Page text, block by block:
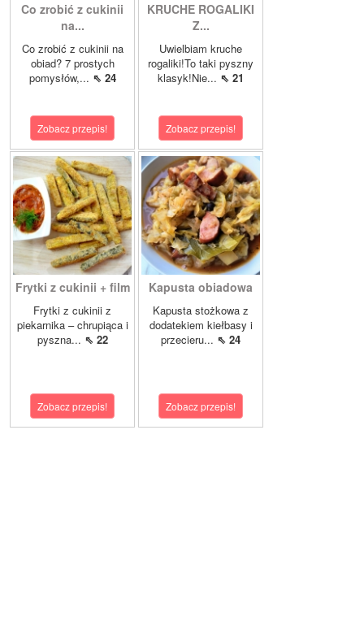
Co zrobić z cukinii
na...
Co zrobić z cukinii na
obiad? 7 prostych
pomysłów,... ⇖ 24
Zobacz przepis!
KRUCHE ROGALIKI
Z...
Uwielbiam kruche
rogaliki!To taki pyszny
klasyk!Nie... ⇖ 21
Zobacz przepis!
Frytki z cukinii + film
Frytki z cukinii z
piekarnika – chrupiąca i
pyszna... ⇖ 22
Zobacz przepis!
Kapusta obiadowa
Kapusta stożkowa z
dodatekiem kiełbasy i
przecieru... ⇖ 24
Zobacz przepis!